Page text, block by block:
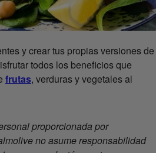
y crear tus propias versiones de
todos los beneficios que
frutas, verduras y vegetales al
proporcionada por
no asume responsabilidad